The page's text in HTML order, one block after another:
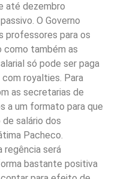
até dezembro
O Governo
professores para os
como também as
só pode ser paga
royalties. Para
as secretarias de
a um formato para que
salário dos
Pacheco.
regência será
bastante positiva